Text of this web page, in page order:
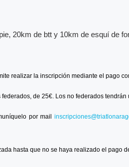
20km de btt y 10km de esquí de
realizar la inscripción mediante el pago
de 25€. Los no federados
por mail
hasta que no se haya realizado el pago